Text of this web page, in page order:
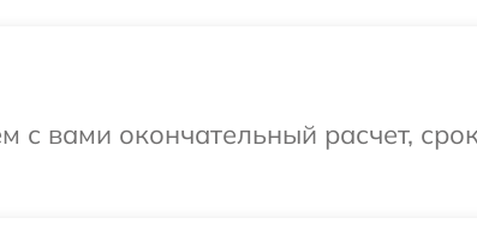
с вами окончательный расчет,